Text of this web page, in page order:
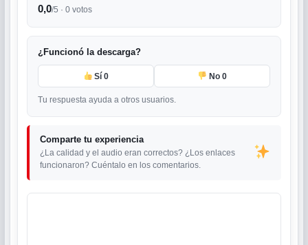
0,0/5 · 0 votos
¿Funcionó la descarga?
Sí0 No 0
Tu respuesta ayuda a otros usuarios.
Comparte tu experiencia
¿La calidad y el audio eran correctos? ¿Los enlaces
funcionaron? Cuéntalo en los comentarios.